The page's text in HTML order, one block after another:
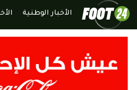
الأخبار الوطنية